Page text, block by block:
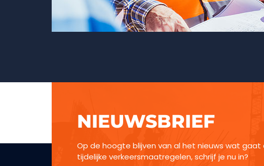
NIEUWSBRIEF
Op de hoogte blijven van al het nieuws wat
tijdelijke verkeersmaatregelen, schrijf je nu in?